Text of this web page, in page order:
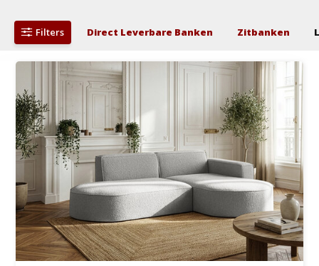
Filters Direct Leverbare Banken Zitbanken